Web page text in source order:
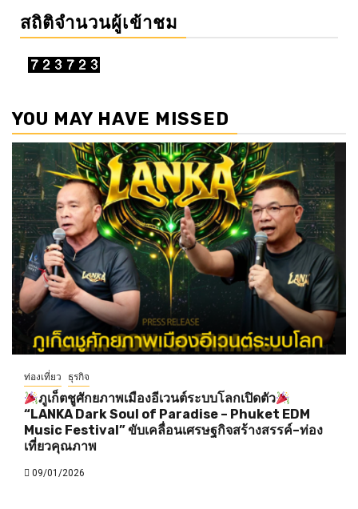
สถิติจำนวนผู้เข้าชม
YOU MAY HAVE MISSED
ท่องเที่ยว ธุรกิจ
ภูเก็ตชูศักยภาพเมืองอีเวนต์ระบบโลกเปิดตัว
“LANKA Dark Soul of Paradise – Phuket EDM
Music Festival” ขับเคลื่อนเศรษฐกิจสร้างสรรค์–ท่อง
เที่ยวคุณภาพ
09/01/2026